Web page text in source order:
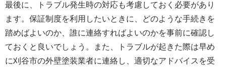
最後に、トラブル発生時の対応も考慮しておく必要があり
ます。保証制度を利用したいときに、どのような手続きを
踏めばよいのか、誰に連絡すればよいのかを事前に確認し
ておくと良いでしょう。また、トラブルが起きた際は早め
に刈谷市の外壁塗装業者に連絡し、適切なアドバイスを受